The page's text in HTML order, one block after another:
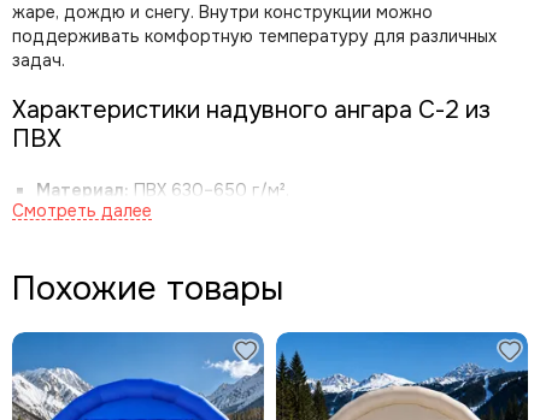
жаре, дождю и снегу. Внутри конструкции можно
поддерживать комфортную температуру для различных
задач.
Характеристики надувного ангара С-2 из
ПВХ
Материал: ПВХ 630–650 г/м².
Допустимая температура эксплуатации:
ткань; легко моется; имеет длительный срок
Конструкция надувного ангара С-2
Похожие товары